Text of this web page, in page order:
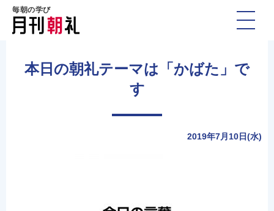
毎朝の学び
本日の朝礼テーマは「かばた」で
す
2019年7月10日(水)